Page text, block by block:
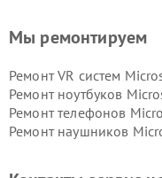
Мы ремонтируем
Ремонт VR систем
Ремонт ноутбуков
Ремонт телефонов
Ремонт наушников